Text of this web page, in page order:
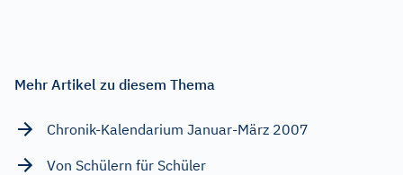
Mehr Artikel zu diesem Thema
Chronik-Kalendarium Januar-März 2007
Von Schülern für Schüler